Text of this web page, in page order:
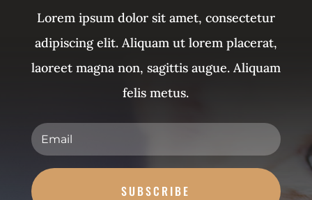
Lorem ipsum dolor sit amet, consectetur
adipiscing elit. Aliquam ut lorem placerat,
laoreet magna non, sagittis augue. Aliquam
felis metus.
SUBSCRIBE